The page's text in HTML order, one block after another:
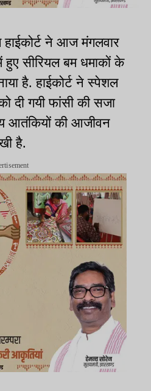
हाईकोर्ट ने आज मंगलवार
हुए सीरियल बम धमाकों के
है. हाईकोर्ट ने स्पेशल
दी गयी फांसी की सजा
आतंकियों की आजीवन
है.